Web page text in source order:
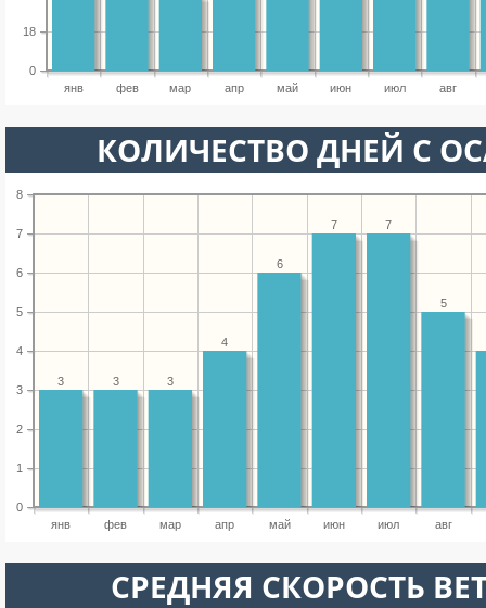
янв фев мар апр май июн июл авг
0
18
КОЛИЧЕСТВО ДНЕЙ С
янв фев мар апр май июн июл авг
0
1
2
3
4
5
6
7
8
5
7
7
6
4
3
3
3
СРЕДНЯЯ СКОРОСТЬ